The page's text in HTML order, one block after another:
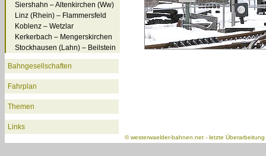
Siershahn – Altenkirchen (Ww)
Linz (Rhein) – Flammersfeld
Koblenz – Wetzlar
Kerkerbach – Mengerskirchen
Stockhausen (Lahn) – Beilstein
Bahngesellschaften
Fahrplan
Themen
Links
©westerwaelder-bahnen.net - letzte